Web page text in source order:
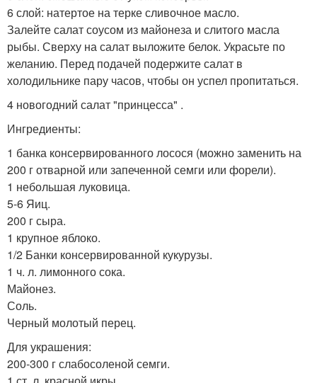
6 слой: натертое на терке сливочное масло.
Залейте салат соусом из майонеза и слитого масла
рыбы. Сверху на салат выложите белок. Украсьте по
желанию. Перед подачей подержите салат в
холодильнике пару часов, чтобы он успел пропитаться.
4 новогодний салат "принцесса" .
Ингредиенты:
1 банка консервированного лосося (можно заменить на
200 г отварной или запеченной семги или форели).
1 небольшая луковица.
5-6 Яиц.
200 г сыра.
1 крупное яблоко.
1/2 Банки консервированной кукурузы.
1 ч. л. лимонного сока.
Майонез.
Соль.
Черный молотый перец.
Для украшения:
200-300 г слабосоленой семги.